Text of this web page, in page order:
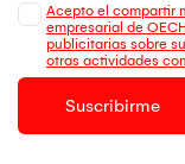
Acepto el compartir
empresarial de
publicitarias sobre
otras actividades
Suscribirme